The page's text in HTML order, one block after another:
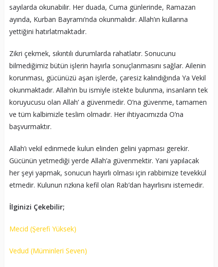
sayılarda okunabilir. Her duada, Cuma günlerinde, Ramazan
ayında, Kurban Bayramı’nda okunmalıdır. Allah’ın kullarına
yettiğini hatırlatmaktadır.
Zikri çekmek, sıkıntılı durumlarda rahatlatır. Sonucunu
bilmediğimiz bütün işlerin hayırla sonuçlanmasını sağlar. Ailenin
korunması, gücünüzü aşan işlerde, çaresiz kalındığında Ya Vekil
okunmaktadır. Allah’ın bu ismiyle istekte bulunma, insanların tek
koruyucusu olan Allah’ a güvenmedir. O’na güvenme, tamamen
ve tüm kalbimizle teslim olmadır. Her ihtiyacımızda O’na
başvurmaktır.
Allah’ı vekil edinmede kulun elinden gelini yapması gerekir.
Gücünün yetmediği yerde Allah’a güvenmektir. Yani yapılacak
her şeyi yapmak, sonucun hayırlı olması için rabbimize tevekkül
etmedir. Kulunun rızkına kefil olan Rab’dan hayırlısını istemedir.
İlginizi Çekebilir;
Mecid (Şerefi Yüksek)
Vedud (Müminleri Seven)